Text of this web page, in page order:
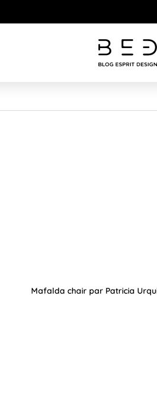
Mafalda chair par Patricia